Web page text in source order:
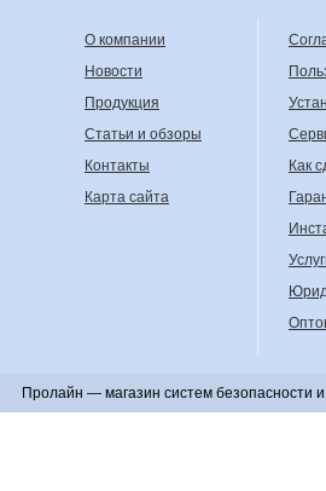
О компании
Новости
Продукция
Статьи и обзоры
Контакты
Карта сайта
Как
Пролайн — магазин систем безопасности